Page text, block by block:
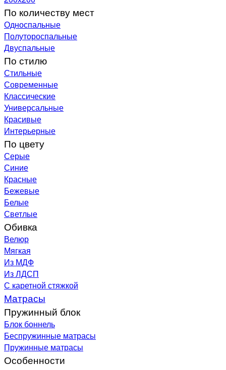
По количеству мест
Односпальные
Полутороспальные
Двуспальные
По стилю
Стильные
Современные
Классические
Универсальные
Красивые
Интерьерные
По цвету
Серые
Синие
Красные
Бежевые
Белые
Светлые
Обивка
Велюр
Мягкая
Из МДФ
Из ЛДСП
С каретной стяжкой
Матрасы
Пружинный блок
Блок боннель
Беспружинные матрасы
Пружинные матрасы
Особенности